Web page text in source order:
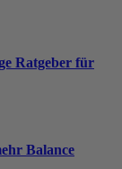
Ratgeber für
Balance